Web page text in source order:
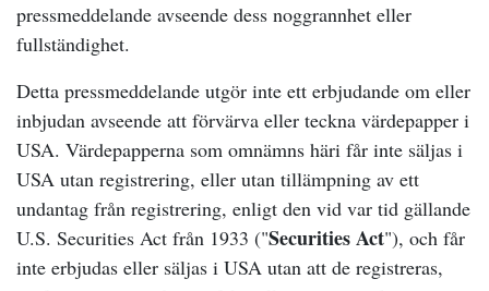
pressmeddelande avseende dess noggrannhet eller
fullständighet.
Detta pressmeddelande utgör inte ett erbjudande om eller
inbjudan avseende att förvärva eller teckna värdepapper i
USA. Värdepapperna som omnämns häri får inte säljas i
USA utan registrering, eller utan tillämpning av ett
undantag från registrering, enligt den vid var tid gällande
U.S. Securities Act från 1933 ("Securities Act"), och får
inte erbjudas eller säljas i USA utan att de registreras,